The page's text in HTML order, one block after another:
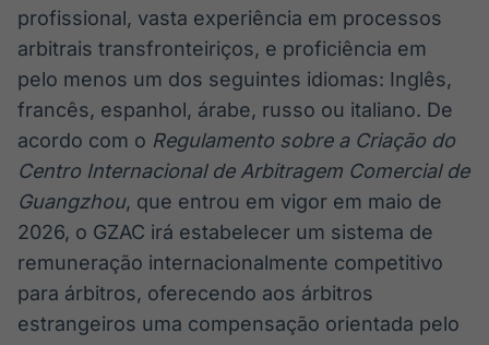
profissional, vasta experiência em processos
arbitrais transfronteiriços, e proficiência em
pelo menos um dos seguintes idiomas: Inglês,
francês, espanhol, árabe, russo ou italiano. De
acordo com o Regulamento sobre a Criação do
Centro Internacional de Arbitragem Comercial de
Guangzhou, que entrou em vigor em maio de
2026, o GZAC irá estabelecer um sistema de
remuneração internacionalmente competitivo
para árbitros, oferecendo aos árbitros
estrangeiros uma compensação orientada pelo